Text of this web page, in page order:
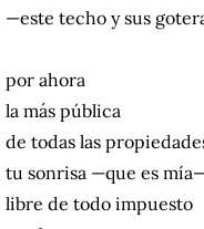
—este techo y sus
por ahora
la más pública
de todas las
tu sonrisa —que es
libre de todo impuesto